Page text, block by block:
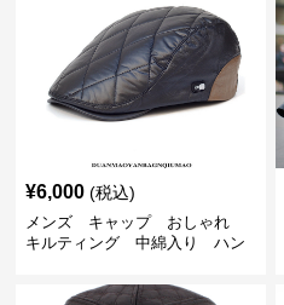
¥6,000 (税込)
メンズ キャップ おしゃれ
キルティング 中綿入り ハン